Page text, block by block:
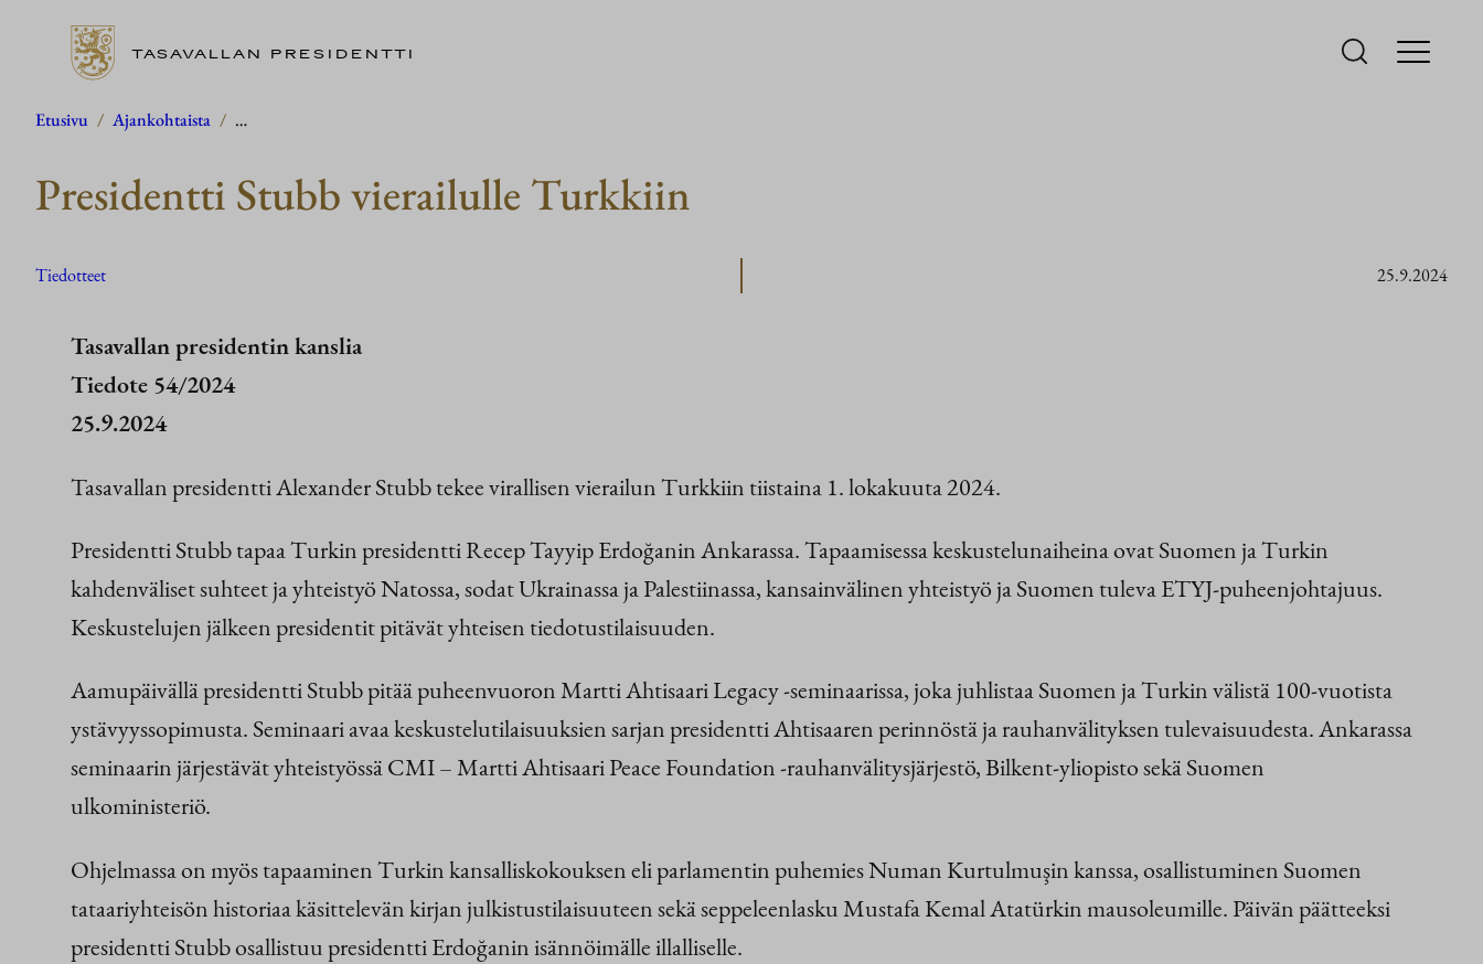
Siirry
TASAVALLAN PRESIDENTTI
Etusivu / Ajankohtaista / …
Presidentti Stubb vierailulle Turkkiin
Tiedotteet 25.9.2024
Tasavallan presidentin kanslia
Tiedote 54/2024
25.9.2024
Tasavallan presidentti Alexander Stubb tekee virallisen vierailun Turkkiin tiistaina 1. lokakuuta 2024.
Presidentti Stubb tapaa Turkin presidentti Recep Tayyip Erdoğanin Ankarassa. Tapaamisessa keskustelunaiheina ovat Suomen ja Turkin
kahdenväliset suhteet ja yhteistyö Natossa, sodat Ukrainassa ja Palestiinassa, kansainvälinen yhteistyö ja Suomen tuleva ETYJ-puheenjohtajuus.
Keskustelujen jälkeen presidentit pitävät yhteisen tiedotustilaisuuden.
Aamupäivällä presidentti Stubb pitää puheenvuoron Martti Ahtisaari Legacy -seminaarissa, joka juhlistaa Suomen ja Turkin välistä 100-vuotista
ystävyyssopimusta. Seminaari avaa keskustelutilaisuuksien sarjan presidentti Ahtisaaren perinnöstä ja rauhanvälityksen tulevaisuudesta. Ankarassa
seminaarin järjestävät yhteistyössä CMI – Martti Ahtisaari Peace Foundation -rauhanvälitysjärjestö, Bilkent-yliopisto sekä Suomen
ulkoministeriö.
Ohjelmassa on myös tapaaminen Turkin kansalliskokouksen eli parlamentin puhemies Numan Kurtulmuşin kanssa, osallistuminen Suomen
tataariyhteisön historiaa käsittelevän kirjan julkistustilaisuuteen sekä seppeleenlasku Mustafa Kemal Atatürkin mausoleumille. Päivän päätteeksi
presidentti Stubb osallistuu presidentti Erdoğanin isännöimälle illalliselle.